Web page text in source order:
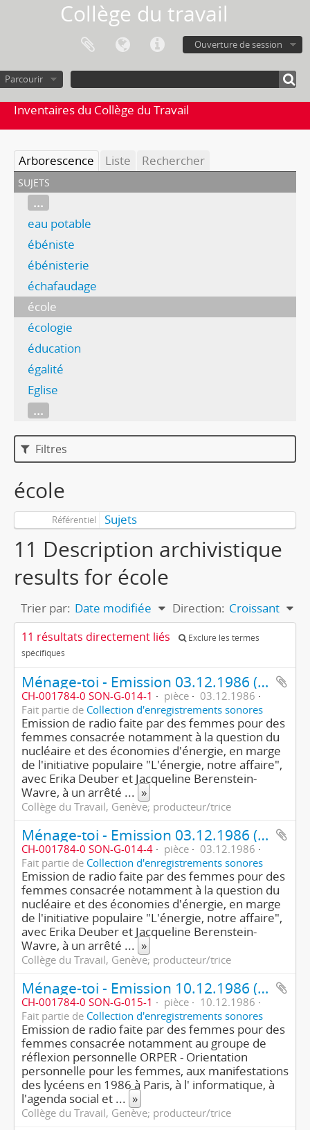
Collège du travail
Ouverture de session
Parcourir
Inventaires du Collège du Travail
Arborescence Liste Rechercher
sujets
...
eau potable
ébéniste
ébénisterie
échafaudage
école
écologie
éducation
égalité
Eglise
...
Filtres
école
Référentiel Sujets
11 Description archivistique
results for école
Trier par: Date modifiée Direction: Croissant
11 résultats directement liés
Exclure les termes
spécifiques
Ménage-toi - Emission 03.12.1986 (1ère partie/4)
CH-001784-0 SON-G-014-1 pièce
03.12.1986
Fait partie de Collection d'enregistrements sonores
Emission de radio faite par des femmes pour des
femmes consacrée notamment à la question du
nucléaire et des économies d'énergie, en marge
de l'initiative populaire "L'énergie, notre affaire",
avec Erika Deuber et Jacqueline Berenstein-
Wavre, à un arrêté ... »
Collège du Travail, Genève; producteur/trice
Ménage-toi - Emission 03.12.1986 (4ème partie/4)
CH-001784-0 SON-G-014-4 pièce
03.12.1986
Fait partie de Collection d'enregistrements sonores
Emission de radio faite par des femmes pour des
femmes consacrée notamment à la question du
nucléaire et des économies d'énergie, en marge
de l'initiative populaire "L'énergie, notre affaire",
avec Erika Deuber et Jacqueline Berenstein-
Wavre, à un arrêté ... »
Collège du Travail, Genève; producteur/trice
Ménage-toi - Emission 10.12.1986 (1ère partie/4)
CH-001784-0 SON-G-015-1 pièce
10.12.1986
Fait partie de Collection d'enregistrements sonores
Emission de radio faite par des femmes pour des
femmes consacrée notamment au groupe de
réflexion personnelle ORPER - Orientation
personnelle pour les femmes, aux manifestations
des lycéens en 1986 à Paris, à l' informatique, à
l'agenda social et ... »
Collège du Travail, Genève; producteur/trice